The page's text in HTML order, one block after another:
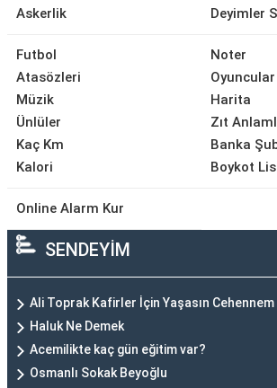
Askerlik
Deyimler
Futbol
Atasözleri
Müzik
Ünlüler
Kaç Km
Kalori
Noter
Oyuncular
Harita
Zıt
Banka
Boykot
Online Alarm Kur
SENDEYİM
Ali Toprak Kafirler İçin Yaşasın
Haluk Ne Demek
Acemilikte kaç gün eğitim var?
Osmanlı Sokak Beyoğlu